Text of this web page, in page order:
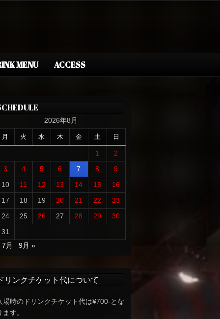
MENU ACCESS
2026年8月
月 火 水 木 金 土 日
1
2
3
4 5 6 7 8
9
10
11 12 13 14 15
16
17
18 19 20 21 22
23
24
25 26 27 28 29
30
31
7月
9月 »
リンクチケット代について
場時のドリンクチケット代は¥700-とな
ます。